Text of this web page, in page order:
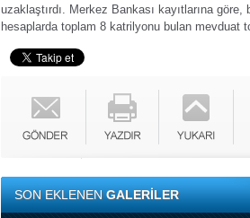
uzaklaştırdı. Merkez Bankası kayıtlarına
hesaplarda toplam 8 katrilyonu bulan mevduat
SON EKLENENGALERİLER